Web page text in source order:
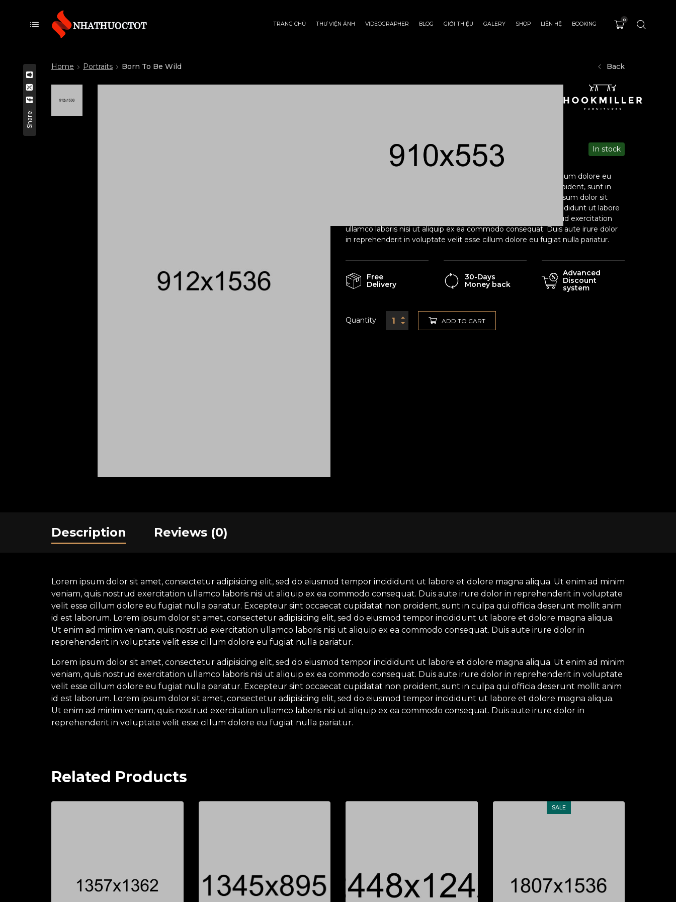
TRANG CHỦ THƯ VIỆN ẢNH VIDEOGRAPHER BLOG GIỚI THIỆU GALERY SHOP LIÊN HỆ BOOKING
0
Share:
Home Portraits Born To Be Wild Back
In stock
Duis aute irure dolor in reprehenderit in voluptate velit esse cillum dolore eu
fugiat nulla pariatur. Excepteur sint occaecat cupidatat non proident, sunt in
culpa qui officia deserunt mollit anim id est laborum. Lorem ipsum dolor sit
amet, consectetur adipisicing elit, sed do eiusmod tempor incididunt ut labore
et dolore magna aliqua. Ut enim ad minim veniam, quis nostrud exercitation
ullamco laboris nisi ut aliquip ex ea commodo consequat. Duis aute irure dolor
in reprehenderit in voluptate velit esse cillum dolore eu fugiat nulla pariatur.
Free
Delivery
30-Days
Money back
Advanced
Discount
system
Quantity ADD TO CART
Description Reviews (0)
Lorem ipsum dolor sit amet, consectetur adipisicing elit, sed do eiusmod tempor incididunt ut labore et dolore magna aliqua. Ut enim ad minim
veniam, quis nostrud exercitation ullamco laboris nisi ut aliquip ex ea commodo consequat. Duis aute irure dolor in reprehenderit in voluptate
velit esse cillum dolore eu fugiat nulla pariatur. Excepteur sint occaecat cupidatat non proident, sunt in culpa qui officia deserunt mollit anim
id est laborum. Lorem ipsum dolor sit amet, consectetur adipisicing elit, sed do eiusmod tempor incididunt ut labore et dolore magna aliqua.
Ut enim ad minim veniam, quis nostrud exercitation ullamco laboris nisi ut aliquip ex ea commodo consequat. Duis aute irure dolor in
reprehenderit in voluptate velit esse cillum dolore eu fugiat nulla pariatur.
Lorem ipsum dolor sit amet, consectetur adipisicing elit, sed do eiusmod tempor incididunt ut labore et dolore magna aliqua. Ut enim ad minim
veniam, quis nostrud exercitation ullamco laboris nisi ut aliquip ex ea commodo consequat. Duis aute irure dolor in reprehenderit in voluptate
velit esse cillum dolore eu fugiat nulla pariatur. Excepteur sint occaecat cupidatat non proident, sunt in culpa qui officia deserunt mollit anim
id est laborum. Lorem ipsum dolor sit amet, consectetur adipisicing elit, sed do eiusmod tempor incididunt ut labore et dolore magna aliqua.
Ut enim ad minim veniam, quis nostrud exercitation ullamco laboris nisi ut aliquip ex ea commodo consequat. Duis aute irure dolor in
reprehenderit in voluptate velit esse cillum dolore eu fugiat nulla pariatur.
Related Products
SALE